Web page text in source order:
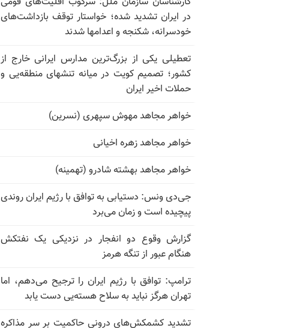
در ایران تشدید شده؛ خواستار توقف بازداشت‌های
خودسرانه، شکنجه و اعدامها شدند
تعطیلی یکی از بزرگ‌ترین مدارس ایرانی خارج از
کشور؛ تصمیم کویت در میانه تنشهای منطقه‌یی و
حملات اخیر ایران
خواهر مجاهد مهوش سپهری (نسرین)
خواهر مجاهد زهره اخیانی
خواهر مجاهد بهشته شادرو (تهمینه)
جی‌دی ونس: دستیابی به توافق با رژیم ایران روندی
پیچیده است و زمان می‌برد
گزارش وقوع دو انفجار در نزدیکی یک نفتکش
هنگام عبور از تنگه هرمز
ترامپ: توافق با رژیم ایران را ترجیح می‌دهم، اما
تهران هرگز نباید به سلاح هسته‌یی دست یابد
تشدید کشمکش‌های درونی حاکمیت بر سر مذاکره